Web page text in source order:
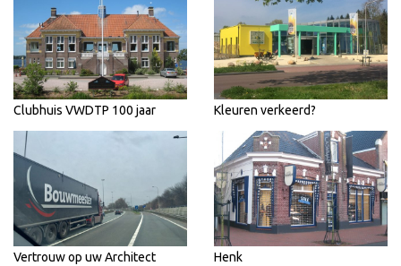
Clubhuis VWDTP 100 jaar Kleuren verkeerd?
Vertrouw op uw Architect Henk